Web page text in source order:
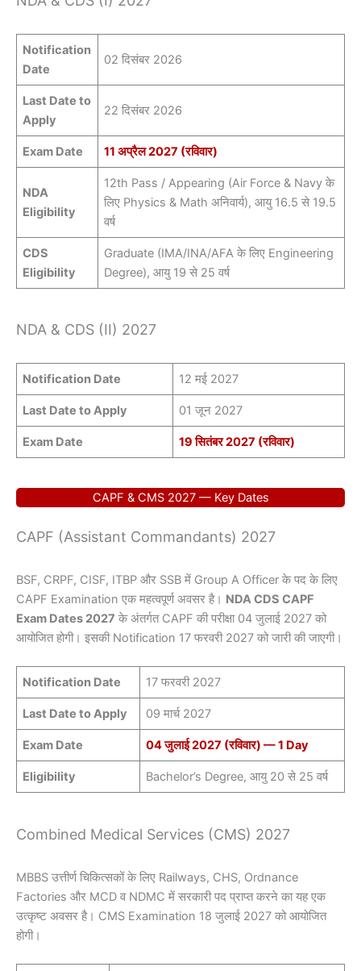
Notification
Date
02 दिसंबर 2026
Last Date to
Apply
22 दिसंबर 2026
Exam Date 11 अप्रैल 2027 (रविवार)
NDA
Eligibility
12th Pass / Appearing (Air Force & Navy के
लिए Physics & Math अनिवार्य), आयु 16.5 से 19.5
वर्ष
CDS
Eligibility
Graduate (IMA/INA/AFA के लिए Engineering
Degree), आयु 19 से 25 वर्ष
NDA & CDS (II) 2027
Notification Date 12 मई 2027
Last Date to Apply 01 जून 2027
Exam Date 19 सितंबर 2027 (रविवार)
CAPF & CMS 2027 — Key Dates
CAPF (Assistant Commandants) 2027
BSF, CRPF, CISF, ITBP और SSB में Group A Officer के पद के लिए
CAPF Examination एक महत्वपूर्ण अवसर है। NDA CDS CAPF
Exam Dates 2027 के अंतर्गत CAPF की परीक्षा 04 जुलाई 2027 को
आयोजित होगी। इसकी Notification 17 फरवरी 2027 को जारी की जाएगी।
Notification Date 17 फरवरी 2027
Last Date to Apply 09 मार्च 2027
Exam Date 04 जुलाई 2027 (रविवार) — 1 Day
Eligibility Bachelor’s Degree, आयु 20 से 25 वर्ष
Combined Medical Services (CMS) 2027
MBBS उत्तीर्ण चिकित्सकों के लिए Railways, CHS, Ordnance
Factories और MCD व NDMC में सरकारी पद प्राप्त करने का यह एक
उत्कृष्ट अवसर है। CMS Examination 18 जुलाई 2027 को आयोजित
होगी।